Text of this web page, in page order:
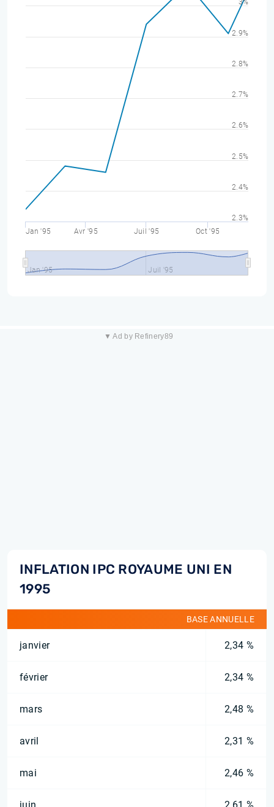
Jan '95 Avr '95 Juil '95 Oct '95
Jan '95 Juil '95
2.3%
2.4%
2.5%
2.6%
2.7%
2.8%
2.9%
3%
▼ Ad by Refinery89
INFLATION IPC ROYAUME UNI EN
1995
BASE ANNUELLE
janvier 2,34 %
février 2,34 %
mars 2,48 %
avril 2,31 %
mai 2,46 %